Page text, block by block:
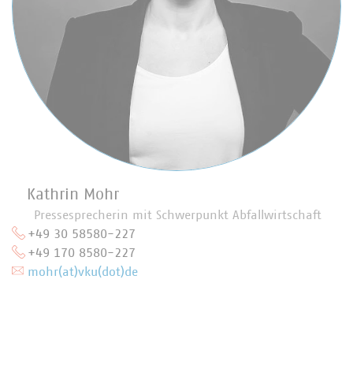
Kathrin Mohr
Pressesprecherin mit Schwerpunkt Abfallwirtschaft
+49 30 58580-227
+49 170 8580-227
mohr(at)vku(dot)de